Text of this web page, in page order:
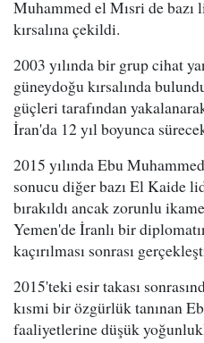
Muhammed el Mısri de
kırsalına çekildi.
2003 yılında bir grup cihat
güneydoğu kırsalında
güçleri tarafından
İran'da 12 yıl boyunca
2015 yılında Ebu
sonucu diğer bazı El Kaide
bırakıldı ancak zorunlu
Yemen'de İranlı bir
kaçırılması sonrası
2015'teki esir takası
kısmi bir özgürlük tanınan
faaliyetlerine düşük